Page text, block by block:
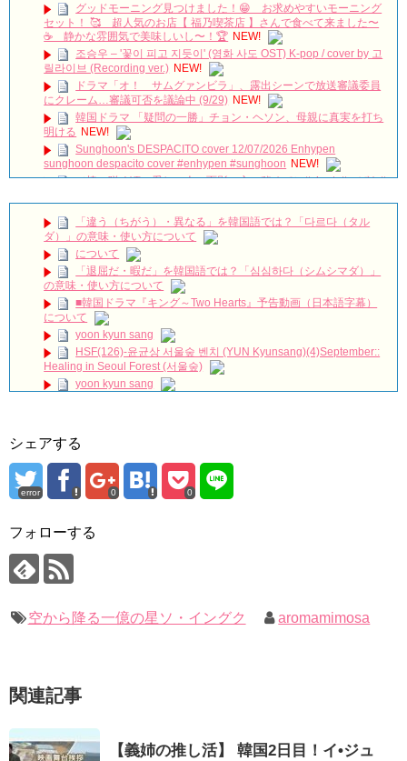
グッドモーニング見つけました！😁 お求めやすいモーニング
セット！ 🥰 超人気のお店【 福乃喫茶店 】さんで食べて来ました〜
☕️ 静かな雰囲気で美味しいし〜！🏆 NEW!
조승우 – '꽃이 피고 지듯이' (영화 사도 OST) K-pop / cover by 고
릴라이브 (Recording ver.) NEW!
ドラマ「オ！ サムグァンビラ」、露出シーンで放送審議委員
にクレーム…審議可否を議論中 (9/29) NEW!
韓国ドラマ 「疑問の一勝」チョン・ヘソン、母親に真実を打ち
明ける NEW!
Sunghoon's DESPACITO cover 12/07/2026 Enhypen
sunghoon despacito cover #enhypen #sunghoon NEW!
（椿の咲く頃…愛しい人の面影、心に秘めて）#shorts#つばき#
／ドラマ『悲しくて、愛』予告編 NEW!
DIOR CAPTURE NCTチソン、水光注射発想の「PDRN※美容
液」で光とツヤがめぐる肌へ
【韓国ドラマ「吹けよ、ミプン」】毎週月～金曜11時32分放送
心優しい熱血弁護士と脱北したヒロインが本当の幸せを見つけるピュ
アラブストーリー！ NEW!
体調が悪い夫に妻がかけた冷たい言葉 「韓ドラ秒劇場」
NEW!
옷 다듬고 행사 입장하는 이수혁 Lee SooHyuk: 톰 포드 뷰티 ‘블
랙 오키드 리저브’ 향수 캠페인 기념 포토월: #이수혁 #지디친구
#Leesoohyuk 260326
NEW!
ハン・ヘジン 한혜진 – (선공개) 강남 3대 얼짱 출신 &#39;한혜진
bobblessyou2 EP.18
ソン・ヘギョ – ソンヘギョ キスまとめ
한가인 –
「ライフ・ オン・ マーズ」2019年11月2日TSUTAYAにて先行
レンタル開始！
Jin-Crash Landing On You/ヒョンビン❤️ソンイェジン / エンジョイ❕
ユン・ギュンサン、番組にも登場した愛猫が急死…イ・ソンギ
「違う（ちがう）・異なる」を韓国語では？「다르다（タル
ダ）」の意味・使い方について
について
「退屈だ・暇だ」を韓国語では？「심심하다（シムシマダ）」
の意味・使い方について
■韓国ドラマ『キング～Two Hearts』予告動画（日本語字幕）
について
yoon kyun sang
HSF(126)-윤균상 서울숲 벤치 (YUN Kyunsang)(4)September::
Healing in Seoul Forest (서울숲)
yoon kyun sang
九尾狐外伝 メイキング03 ハン・イェスル
チョ・ヒョンジェ 조현재 九尾狐外伝 制作発表会
キム・テヒの弟イ・ワン♥イ・ボミ、今日（28日）結婚……
「まず熱く掃除せよ」女優キム・ユジョン、「健康がとても回
【裏芸能】キムユジョンの熱愛彼氏はあの大物俳優
いでしょ？” Big News TV
幻の王女チャミョンゴ エンディング
か」出演で話題 Big News TV
シェアする
error 0 0
フォローする
空から降る一億の星ソ・イングク aromamimosa
関連記事
【義姉の推し活】 韓国2日目！イ•ジュ